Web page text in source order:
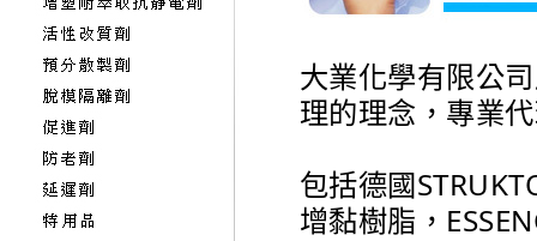
大業化學有限公
理的理念，專業
包括德國
增黏樹脂，